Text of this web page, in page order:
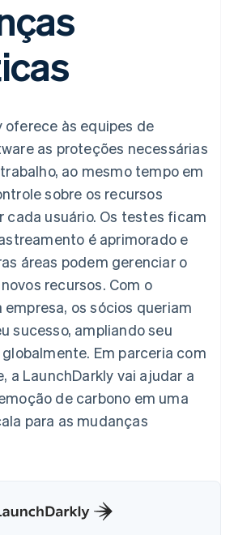
Automação
contábil
Relatórios
personalizados
de dados
2026
está construindo a infraestrutura
dos valores
setor
de IA
de criadores
viagens
e entretenimento
sem fins
profissionais
público
assinaturas
cobrança por
cartões
por
de
de códigos
de
da API
de ação do
anual das
com a equipe de
um parceiro
oferece às equipes de
as proteções necessárias
ao mesmo tempo em
sobre os recursos
cada usuário. Os testes ficam
é aprimorado e
áreas podem gerenciar o
recursos. Com o
os sócios queriam
sucesso, ampliando seu
Em parceria com
a LaunchDarkly vai ajudar a
de carbono em uma
para as mudanças